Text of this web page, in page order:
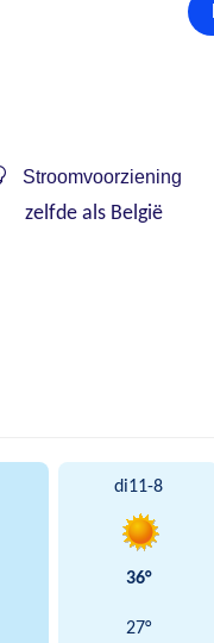
Stroomvoorziening
zelfde als België
di11-8
36°
27°